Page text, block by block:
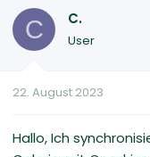
s
e
e
t
t
m
C C.
User
22. August 2023
Hallo, Ich